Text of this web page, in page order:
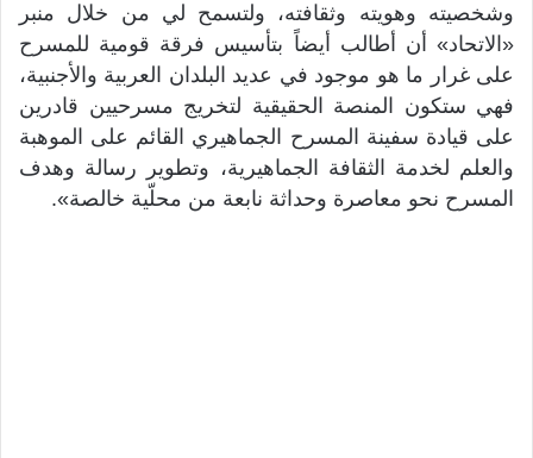
وشخصيته وهويته وثقافته، ولتسمح لي من خلال منبر
«الاتحاد» أن أطالب أيضاً بتأسيس فرقة قومية للمسرح
على غرار ما هو موجود في عديد البلدان العربية والأجنبية،
فهي ستكون المنصة الحقيقية لتخريج مسرحيين قادرين
على قيادة سفينة المسرح الجماهيري القائم على الموهبة
والعلم لخدمة الثقافة الجماهيرية، وتطوير رسالة وهدف
المسرح نحو معاصرة وحداثة نابعة من محلّية خالصة».‬